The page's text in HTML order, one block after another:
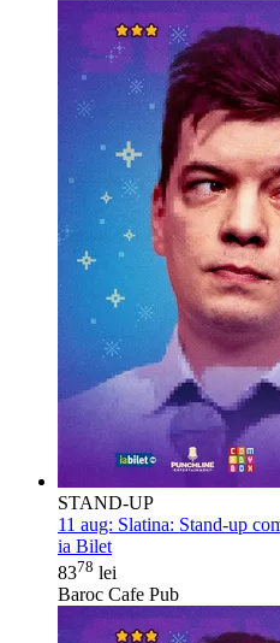
STAND-UP
11 aug: Slatina: Stand-up
ia Bilet
8378 lei
Baroc Cafe Pub